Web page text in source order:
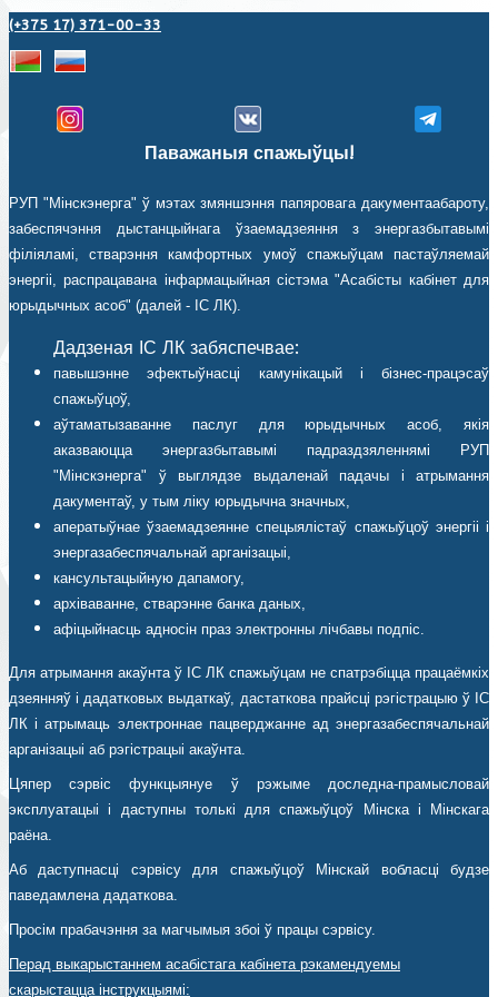
(+375 17) 371-00-33
Паважаныя спажыўцы!
РУП "Мінскэнерга" ў мэтах змяншэння папяровага дакументаабароту,
забеспячэння дыстанцыйнага ўзаемадзеяння з энергазбытавымі
філіяламі, стварэння камфортных умоў спажыўцам пастаўляемай
энергіі, распрацавана інфармацыйная сістэма "Асабісты кабінет для
юрыдычных асоб" (далей - ІС ЛК).
Дадзеная ІС ЛК забяспечвае:
павышэнне эфектыўнасці камунікацый і бізнес-працэсаў
спажыўцоў,
аўтаматызаванне паслуг для юрыдычных асоб, якія
аказваюцца энергазбытавымі падраздзяленнямі РУП
"Мінскэнерга" ў выглядзе выдаленай падачы і атрымання
дакументаў, у тым ліку юрыдычна значных,
аператыўнае ўзаемадзеянне спецыялістаў спажыўцоў энергіі і
энергазабеспячальнай арганізацыі,
кансультацыйную дапамогу,
архіваванне, стварэнне банка даных,
афіцыйнасць адносін праз электронны лічбавы подпіс.
Для атрымання акаўнта ў ІС ЛК спажыўцам не спатрэбіцца працаёмкіх
дзеянняў і дадатковых выдаткаў, дастаткова прайсці рэгістрацыю ў ІС
ЛК і атрымаць электроннае пацверджанне ад энергазабеспячальнай
арганізацыі аб рэгістрацыі акаўнта.
Цяпер сэрвіс функцыянуе ў рэжыме доследна-прамысловай
эксплуатацыі і даступны толькі для спажыўцоў Мінска і Мінскага
раёна.
Аб даступнасці сэрвісу для спажыўцоў Мінскай вобласці будзе
паведамлена дадаткова.
Просім прабачэння за магчымыя збоі ў працы сэрвісу.
Перад выкарыстаннем асабістага кабінета рэкамендуемы
скарыстацца інструкцыямі: